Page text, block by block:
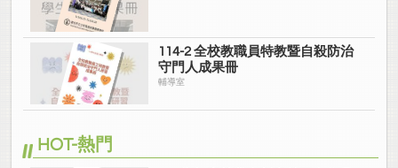
114-2 全校教職員特教暨自殺防治
守門人成果冊
輔導室
HOT-熱門